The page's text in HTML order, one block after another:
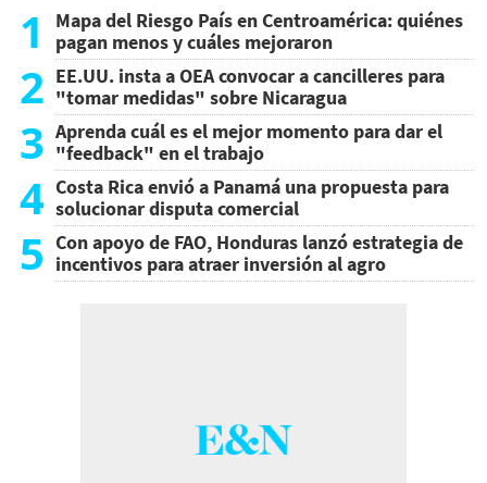
1
Mapa del Riesgo País en Centroamérica: quiénes
pagan menos y cuáles mejoraron
2 EE.UU. insta a OEA convocar a cancilleres para
"tomar medidas" sobre Nicaragua
3 Aprenda cuál es el mejor momento para dar el
"feedback" en el trabajo
4 Costa Rica envió a Panamá una propuesta para
solucionar disputa comercial
5 Con apoyo de FAO, Honduras lanzó estrategia de
incentivos para atraer inversión al agro